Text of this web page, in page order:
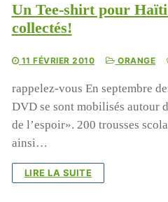
Un Tee-shirt pour
collectés!
11 FÉVRIER 2010 ORANGE
rappelez-vous En septembre
DVD se sont mobilisés autour
de l’espoir». 200 trousses
ainsi…
LIRE LA SUITE